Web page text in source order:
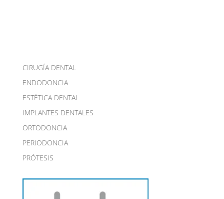
CIRUGÍA DENTAL
ENDODONCIA
ESTÉTICA DENTAL
IMPLANTES DENTALES
ORTODONCIA
PERIODONCIA
PRÓTESIS